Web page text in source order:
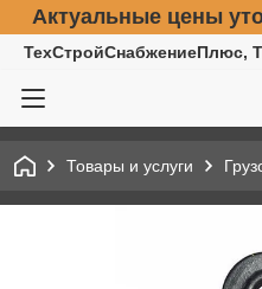
Актуальные цены
ТехСтройСнабжениеПлюс,
Товары и услуги